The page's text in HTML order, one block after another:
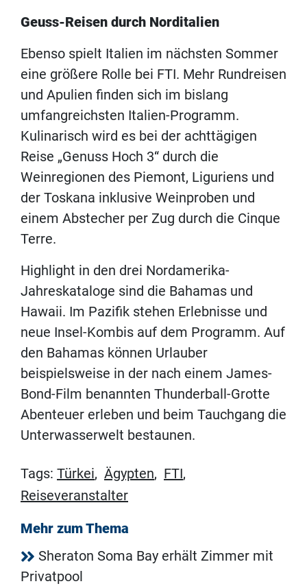
Geuss-Reisen durch Norditalien
Ebenso spielt Italien im nächsten Sommer
eine größere Rolle bei FTI. Mehr Rundreisen
und Apulien finden sich im bislang
umfangreichsten Italien-Programm.
Kulinarisch wird es bei der achttägigen
Reise „Genuss Hoch 3“ durch die
Weinregionen des Piemont, Liguriens und
der Toskana inklusive Weinproben und
einem Abstecher per Zug durch die Cinque
Terre.
Highlight in den drei Nordamerika-
Jahreskataloge sind die Bahamas und
Hawaii. Im Pazifik stehen Erlebnisse und
neue Insel-Kombis auf dem Programm. Auf
den Bahamas können Urlauber
beispielsweise in der nach einem James-
Bond-Film benannten Thunderball-Grotte
Abenteuer erleben und beim Tauchgang die
Unterwasserwelt bestaunen.
Tags: Türkei, Ägypten, FTI,
Reiseveranstalter
Mehr zum Thema
Sheraton Soma Bay erhält Zimmer mit
Privatpool